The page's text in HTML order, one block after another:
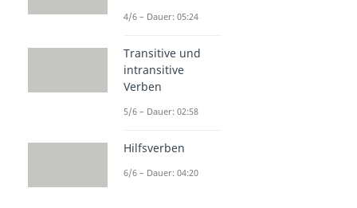
4/6 – Dauer: 05:24
Transitive und
intransitive
Verben
5/6 – Dauer: 02:58
Hilfsverben
6/6 – Dauer: 04:20